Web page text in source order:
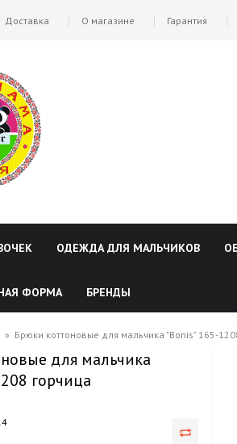
Доставка О магазине Гарантия
ОДЕЖДА ДЛЯ МАЛЬЧИКОВ
ФОРМА БРЕНДЫ
» Брюки коттоновые для мальчика "Bonis" 165-
для мальчика
горчица